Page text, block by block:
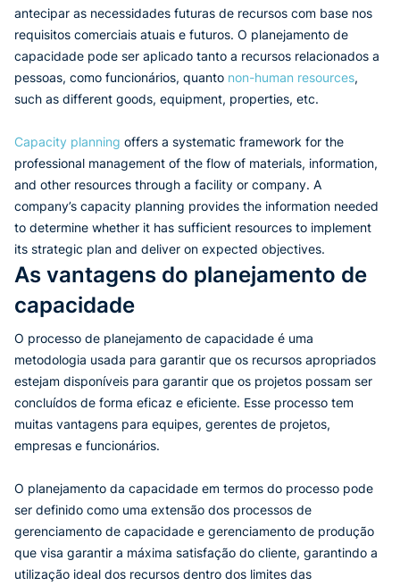
antecipar as necessidades futuras de recursos com base nos
requisitos comerciais atuais e futuros. O planejamento de
capacidade pode ser aplicado tanto a recursos relacionados a
pessoas, como funcionários, quanto non-human resources,
such as different goods, equipment, properties, etc.
Capacity planning offers a systematic framework for the
professional management of the flow of materials, information,
and other resources through a facility or company. A
company’s capacity planning provides the information needed
to determine whether it has sufficient resources to implement
its strategic plan and deliver on expected objectives.
As vantagens do planejamento de
capacidade
O processo de planejamento de capacidade é uma
metodologia usada para garantir que os recursos apropriados
estejam disponíveis para garantir que os projetos possam ser
concluídos de forma eficaz e eficiente. Esse processo tem
muitas vantagens para equipes, gerentes de projetos,
empresas e funcionários.
O planejamento da capacidade em termos do processo pode
ser definido como uma extensão dos processos de
gerenciamento de capacidade e gerenciamento de produção
que visa garantir a máxima satisfação do cliente, garantindo a
utilização ideal dos recursos dentro dos limites das